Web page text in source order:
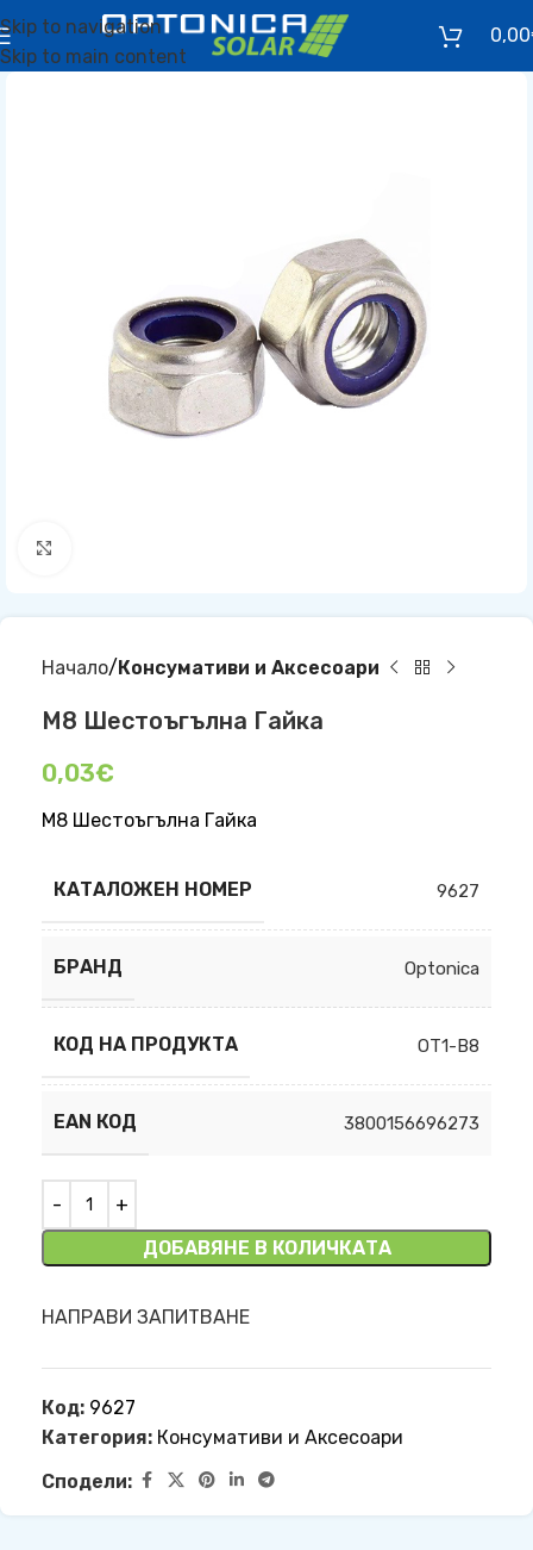
Skip to navigation
Skip to main content
0,00
Начало Консумативи и Аксесоари
М8 Шестоъгълна Гайка
0,03€
М8 Шестоъгълна Гайка
КАТАЛОЖЕН НОМЕР 9627
БРАНД Optonica
КОД НА ПРОДУКТА OT1-B8
EAN КОД 3800156696273
ДОБАВЯНЕ В КОЛИЧКАТА
НАПРАВИ ЗАПИТВАНЕ
Код: 9627
Категория: Консумативи и Аксесоари
Сподели: